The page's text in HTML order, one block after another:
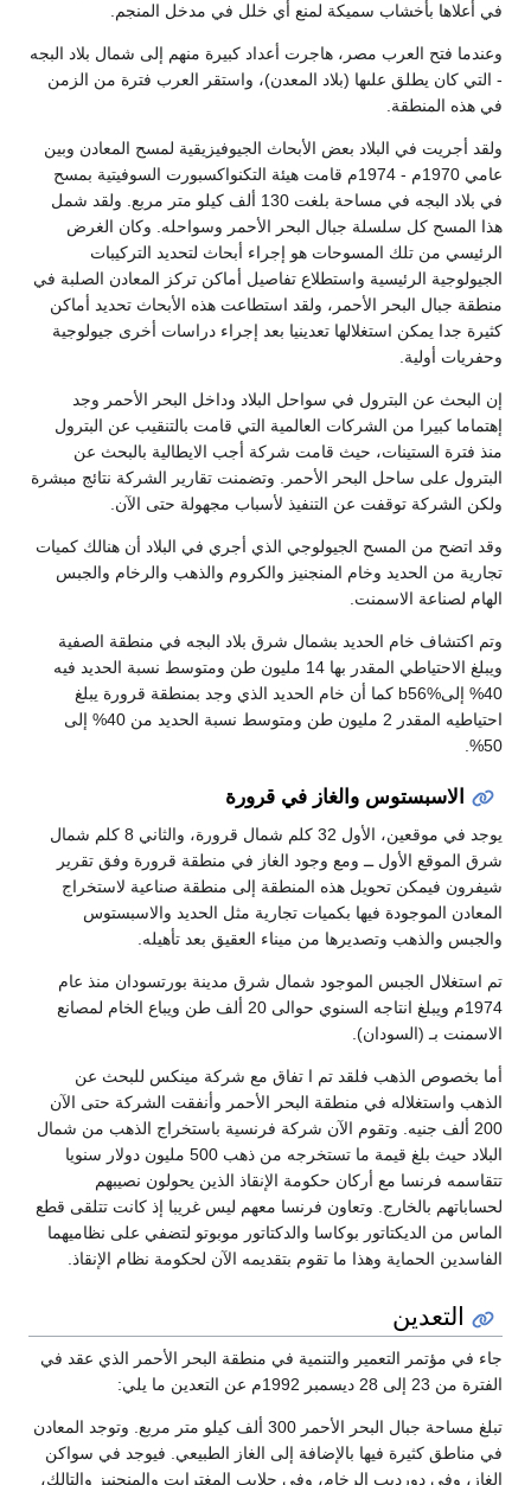
في أعلاها بأخشاب سميكة لمنع أي خلل في مدخل المنجم.
وعندما فتح العرب مصر، هاجرت أعداد كبيرة منهم إلى شمال بلاد البجه
- التي كان يطلق علىها (بلاد المعدن)، واستقر العرب فترة من الزمن
في هذه المنطقة.
ولقد أجريت في البلاد بعض الأبحاث الجيوفيزيقية لمسح المعادن وبين
عامي 1970م - 1974م قامت هيئة التكنواكسبورت السوفيتية بمسح
في بلاد البجه في مساحة بلغت 130 ألف كيلو متر مربع. ولقد شمل
هذا المسح كل سلسلة جبال البحر الأحمر وسواحله. وكان الغرض
الرئيسي من تلك المسوحات هو إجراء أبحاث لتحديد التركيبات
الجيولوجية الرئيسية واستطلاع تفاصيل أماكن تركز المعادن الصلبة في
منطقة جبال البحر الأحمر، ولقد استطاعت هذه الأبحاث تحديد أماكن
كثيرة جدا يمكن استغلالها تعدينيا بعد إجراء دراسات أخرى جيولوجية
وحفريات أولية.
إن البحث عن البترول في سواحل البلاد وداخل البحر الأحمر وجد
إهتماما كبيرا من الشركات العالمية التي قامت بالتنقيب عن البترول
منذ فترة الستينات، حيث قامت شركة أجب الايطالية بالبحث عن
البترول على ساحل البحر الأحمر. وتضمنت تقارير الشركة نتائج مبشرة
ولكن الشركة توقفت عن التنفيذ لأسباب مجهولة حتى الآن.
وقد اتضح من المسح الجيولوجي الذي أجري في البلاد أن هنالك كميات
تجارية من الحديد وخام المنجنيز والكروم والذهب والرخام والجبس
الهام لصناعة الاسمنت.
وتم اكتشاف خام الحديد بشمال شرق بلاد البجه في منطقة الصفية
ويبلغ الاحتياطي المقدر بها 14 مليون طن ومتوسط نسبة الحديد فيه
40% إلىb56% كما أن خام الحديد الذي وجد بمنطقة قرورة يبلغ
احتياطيه المقدر 2 مليون طن ومتوسط نسبة الحديد من 40% إلى
50%.
الاسبستوس والغاز في قرورة
يوجد في موقعين، الأول 32 كلم شمال قرورة، والثاني 8 كلم شمال
شرق الموقع الأول ــ ومع وجود الغاز في منطقة قرورة وفق تقرير
شيفرون فيمكن تحويل هذه المنطقة إلى منطقة صناعية لاستخراج
المعادن الموجودة فيها بكميات تجارية مثل الحديد والاسبستوس
والجبس والذهب وتصديرها من ميناء العقيق بعد تأهيله.
تم استغلال الجبس الموجود شمال شرق مدينة بورتسودان منذ عام
1974م ويبلغ انتاجه السنوي حوالى 20 ألف طن ويباع الخام لمصانع
الاسمنت بـ (السودان).
أما بخصوص الذهب فلقد تم ا تفاق مع شركة مينكس للبحث عن
الذهب واستغلاله في منطقة البحر الأحمر وأنفقت الشركة حتى الآن
200 ألف جنيه. وتقوم الآن شركة فرنسية باستخراج الذهب من شمال
البلاد حيث بلغ قيمة ما تستخرجه من ذهب 500 مليون دولار سنويا
تتقاسمه فرنسا مع أركان حكومة الإنقاذ الذين يحولون نصيبهم
لحساباتهم بالخارج. وتعاون فرنسا معهم ليس غريبا إذ كانت تتلقى قطع
الماس من الديكتاتور بوكاسا والدكتاتور موبوتو لتضفي على نظاميهما
الفاسدين الحماية وهذا ما تقوم بتقديمه الآن لحكومة نظام الإنقاذ.
التعدين
جاء في مؤتمر التعمير والتنمية في منطقة البحر الأحمر الذي عقد في
الفترة من 23 إلى 28 ديسمبر 1992م عن التعدين ما يلي:
تبلغ مساحة جبال البحر الأحمر 300 ألف كيلو متر مربع. وتوجد المعادن
في مناطق كثيرة فيها بالإضافة إلى الغاز الطبيعي. فيوجد في سواكن
الغاز، وفي دورديب الرخام، وفي حلايب المغترايت والمنجنيز والتالك،